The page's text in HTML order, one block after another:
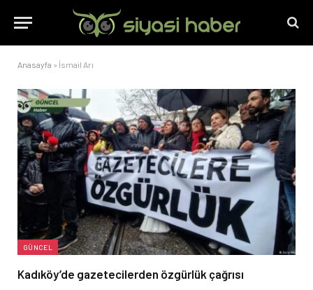
Anasayfa » İsmail Arı
GÜNCEL
Kadıköy’de gazetecilerden özgürlük çağrısı